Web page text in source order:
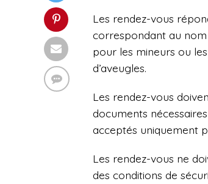
Les rendez-vous
correspondant au nom
pour les mineurs ou
d’aveugles.
Les rendez-vous
documents
acceptés uniquement
Les rendez-vous ne
des conditions de